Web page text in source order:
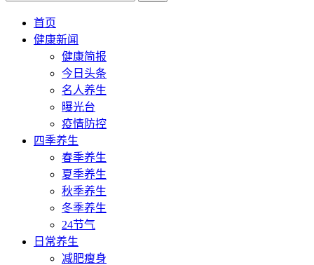
首页
健康新闻
健康简报
今日头条
名人养生
曝光台
疫情防控
四季养生
春季养生
夏季养生
秋季养生
冬季养生
24节气
日常养生
减肥瘦身